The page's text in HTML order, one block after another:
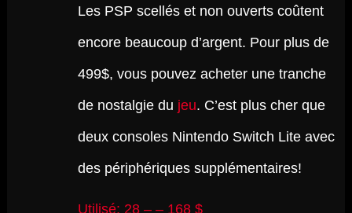
Les PSP scellés et non ouverts coûtent
encore beaucoup d’argent. Pour plus de
499$, vous pouvez acheter une tranche
de nostalgie du jeu. C’est plus cher que
deux consoles Nintendo Switch Lite avec
des périphériques supplémentaires!
Utilisé: 28 – – 168 $